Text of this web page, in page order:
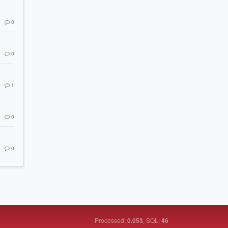
0
0
1
0
0
Processed:0.053, SQL:46